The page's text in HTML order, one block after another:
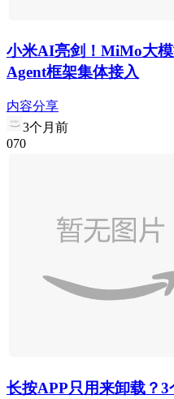
小米AI亮剑！MiMo大
Agent框架集体接入
内容分享
3个月前
070
长按APP只用来卸载？